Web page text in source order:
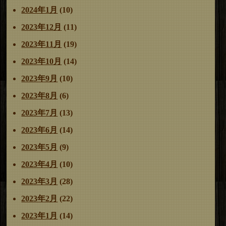
2024年1月 (10)
2023年12月 (11)
2023年11月 (19)
2023年10月 (14)
2023年9月 (10)
2023年8月 (6)
2023年7月 (13)
2023年6月 (14)
2023年5月 (9)
2023年4月 (10)
2023年3月 (28)
2023年2月 (22)
2023年1月 (14)